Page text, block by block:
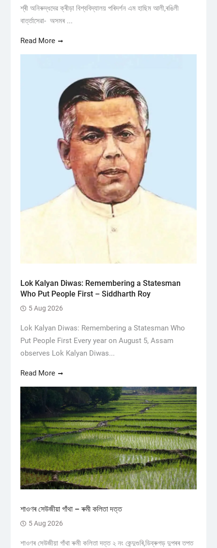
শ্ৰী অনিৰুদ্ধদেৱ ক্ৰীড়া বিশ্ববিদ্যালয় পৰিদৰ্শন এম হাছিম আলী,ৰঙিলী
বাৰ্ত্তাসেৱা- অসমৰ ...
Read More
Lok Kalyan Diwas: Remembering a Statesman
Who Put People First – Siddharth Roy
5 Aug 2026
Lok Kalyan Diwas: Remembering a Statesman Who
Put People First Every year on August 5, Assam
observes Lok Kalyan Diwas...
Read More
শাওণৰ সেউজীয়া গাঁথা – ৰুমী কলিতা দত্ত
5 Aug 2026
শাওণৰ সেউজীয়া গাঁথা ৰুমী কলিতা দত্ত ২ নং কেন্দুগুৰি,ডিব্ৰুগড় ​দুপৰৰ তপত